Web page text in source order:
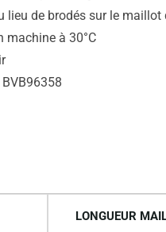
lieu de brodés sur le maillot
machine à 30°C
LONGUEUR